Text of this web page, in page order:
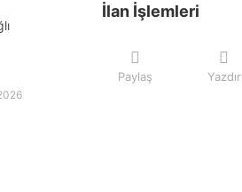
İlan İşlemleri
Paylaş Yazdır